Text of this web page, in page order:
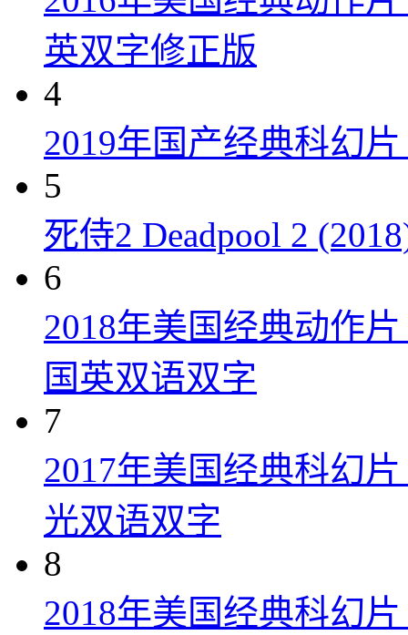
英双字修正版
4
2019年国产经典科幻
5
死侍2 Deadpool 2
6
2018年美国经典动作
国英双语双字
7
2017年美国经典科幻
光双语双字
8
2018年美国经典科幻